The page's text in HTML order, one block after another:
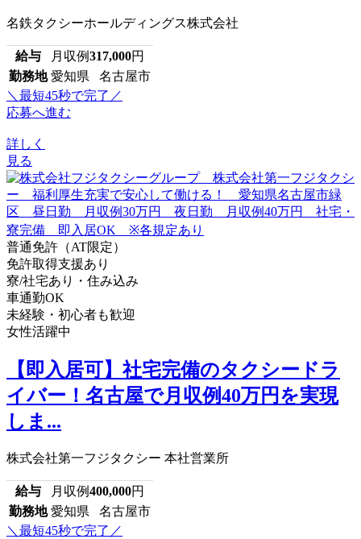
名鉄タクシーホールディングス株式会社
給与 月収例317,000円
勤務地 愛知県 名古屋市
＼最短45秒で完了／
応募へ進む
詳しく
見る
普通免許（AT限定）
免許取得支援あり
寮/社宅あり・住み込み
車通勤OK
未経験・初心者も歓迎
女性活躍中
【即入居可】社宅完備のタクシードラ
イバー！名古屋で月収例40万円を実現
しま...
株式会社第一フジタクシー 本社営業所
給与 月収例400,000円
勤務地 愛知県 名古屋市
＼最短45秒で完了／